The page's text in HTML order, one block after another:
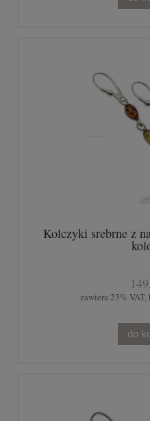
Kolczyki srebrne z
zawiera 23%
do